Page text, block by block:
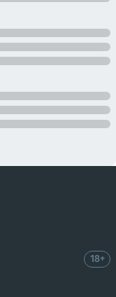
18+